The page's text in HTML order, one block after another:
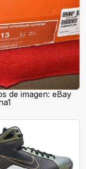
de imagen: eBay